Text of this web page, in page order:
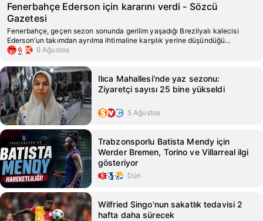
Fenerbahçe Ederson için kararını verdi - Sözcü
Gazetesi
Fenerbahçe, geçen sezon sonunda gerilim yaşadığı Brezilyalı kalecisi
Ederson'un takımdan ayrılma ihtimaline karşılık yerine düşündüğü
alternatif ismi belirledi.
6 Ağustos
Ilıca Mahallesi'nde yaz sezonu:
Ziyaretçi sayısı 25 bine yükseldi
5 Ağustos
Trabzonsporlu Batista Mendy için
Werder Bremen, Torino ve Villarreal ilgi
gösteriyor
Dün
Wilfried Singo'nun sakatlık tedavisi 2
hafta daha sürecek